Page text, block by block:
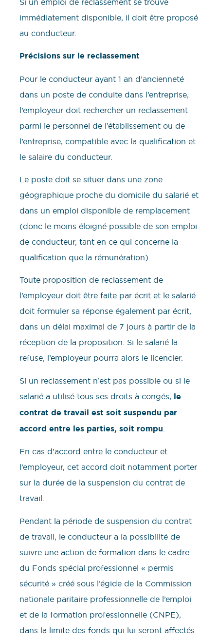
immédiatement disponible, il doit être proposé
au conducteur.
Précisions sur le reclassement
Pour le conducteur ayant 1 an d’ancienneté
dans un poste de conduite dans l’entreprise,
l’employeur doit rechercher un reclassement
parmi le personnel de l’établissement ou de
l’entreprise, compatible avec la qualification et
le salaire du conducteur.
Le poste doit se situer dans une zone
géographique proche du domicile du salarié et
dans un emploi disponible de remplacement
(donc le moins éloigné possible de son emploi
de conducteur, tant en ce qui concerne la
qualification que la rémunération).
Toute proposition de reclassement de
l’employeur doit être faite par écrit et le salarié
doit formuler sa réponse également par écrit,
dans un délai maximal de 7 jours à partir de la
réception de la proposition. Si le salarié la
refuse, l’employeur pourra alors le licencier.
Si un reclassement n’est pas possible ou si le
salarié a utilisé tous ses droits à congés, le
contrat de travail est soit suspendu par
accord entre les parties, soit rompu
En cas d’accord entre le conducteur et
l’employeur, cet accord doit notamment porter
sur la durée de la suspension du contrat de
travail.
Pendant la période de suspension du contrat
de travail, le conducteur a la possibilité de
suivre une action de formation dans le cadre
du Fonds spécial professionnel « permis
sécurité » créé sous l’égide de la Commission
nationale paritaire professionnelle de l’emploi
et de la formation professionnelle (CNPE),
dans la limite des fonds qui lui seront affectés